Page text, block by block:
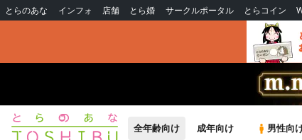
とらのあな インフォ 店舗 とら婚 サークルポータル とらコイン
全年齢向け 成年向け 男性向